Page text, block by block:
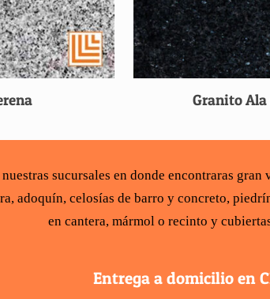
Granito
sucursales en donde encontraras gran
, adoquín, celosías de barro y concreto,
en cantera, mármolo recinto y
Entrega a domicilio en